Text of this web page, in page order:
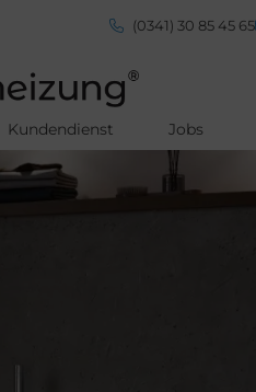
(0341) 30 85 45 65
Kundendienst Jobs